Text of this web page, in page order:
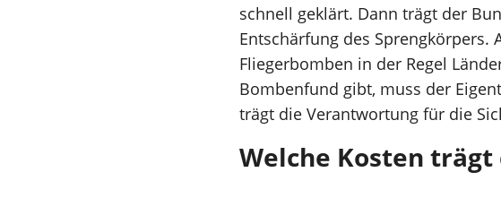
schnell geklärt. Dann trägt der
Entschärfung des Sprengkörpers.
Fliegerbomben in der Regel
Bombenfund gibt, muss der
trägt die Verantwortung für die
Welche Kosten